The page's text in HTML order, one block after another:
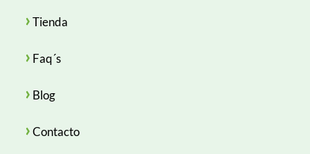
›Tienda
› Faq´s
› Blog
›Contacto